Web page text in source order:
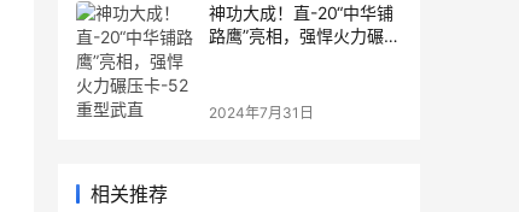
神功大成！直-20“中华铺
路鹰”亮相，强悍火力碾压
2024年7月31日
相关推荐